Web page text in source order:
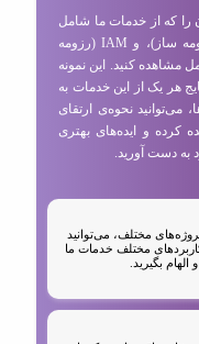
را که از خدمات ما شامل
EBC (کارت ویزیت الکترونیکی)، ICV (رزومه ساز)، و IAM (رزومه
مشاهده کنید. این نمونه
هر یک از این خدمات به
می‌توانید نحوه‌ی ارتقای
کرده و ایده‌های بهتری
به دست آورید.
مختلف، می‌توانید
مختلف خدمات ما
الهام بگیرید.